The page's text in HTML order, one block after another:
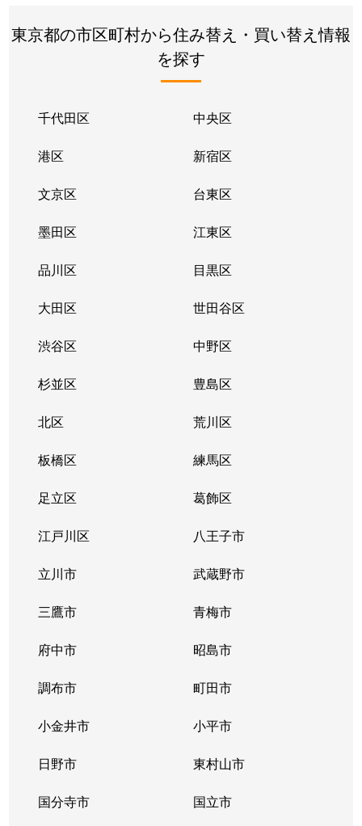
東京都の市区町村から住み替え・買い替え情報
を探す
千代田区 中央区
港区 新宿区
文京区 台東区
墨田区 江東区
品川区 目黒区
大田区 世田谷区
渋谷区 中野区
杉並区 豊島区
北区 荒川区
板橋区 練馬区
足立区 葛飾区
江戸川区 八王子市
立川市 武蔵野市
三鷹市 青梅市
府中市 昭島市
調布市 町田市
小金井市 小平市
日野市 東村山市
国分寺市 国立市